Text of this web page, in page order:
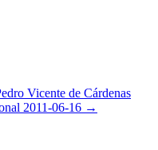
Vicente de Cárdenas
2011-06-16 →